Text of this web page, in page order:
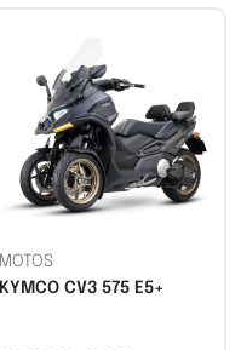
MOTOS
KYMCO CV3 575 E5+